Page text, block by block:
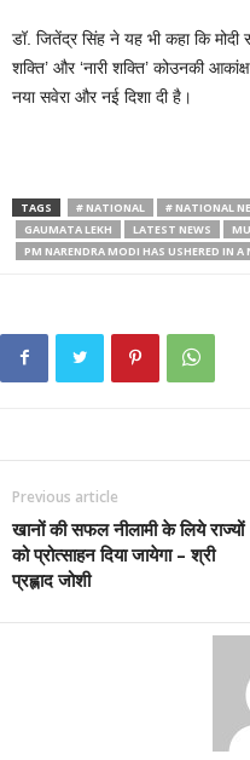
डॉ. जितेंद्र सिंह ने यह भी कहा कि
शक्ति’ और ‘नारी शक्ति’ कोउनकी
नया सवेरा और नई दिशा दी है।
TAGS # NATIONAL # NATIONAL
GAUMATA LEKH
LATEST NEWS
PM NARENDRA MODI HAS USHERED IN
Previous article
खानों की सफल नीलामी के लिये राज्यों
को प्रोत्साहन दिया जायेगा – श्री
प्रह्लाद जोशी